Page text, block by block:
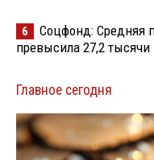
6
Соцфонд: Средняя
превысила 27,2 тысячи
Главное сегодня